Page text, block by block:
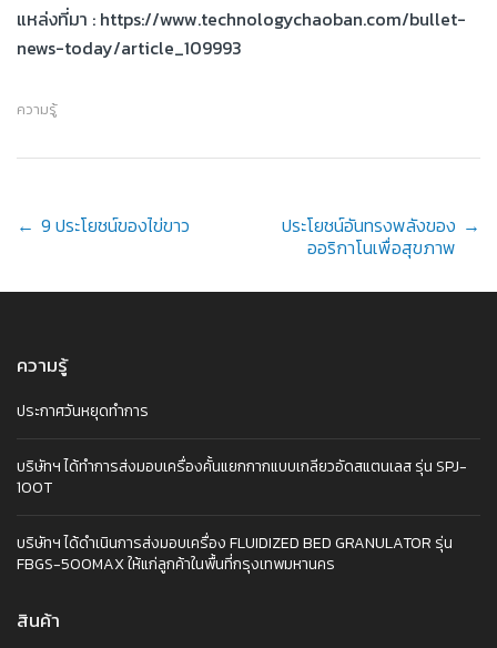
แหล่งที่มา : https://www.technologychaoban.com/bullet-
news-today/article_109993
ความรู้
Post
← 9 ประโยชน์ของไข่ขาว
ประโยชน์อันทรงพลังของ
ออริกาโนเพื่อสุขภาพ
→
ความรู้
ประกาศวันหยุดทำการ
บริษัทฯ ได้ทำการส่งมอบเครื่องคั้นแยกกากแบบเกลียวอัดสแตนเลส รุ่น SPJ-
100T
บริษัทฯ ได้ดำเนินการส่งมอบเครื่อง FLUIDIZED BED GRANULATOR รุ่น
FBGS-500MAX ให้แก่ลูกค้าในพื้นที่กรุงเทพมหานคร
สินค้า